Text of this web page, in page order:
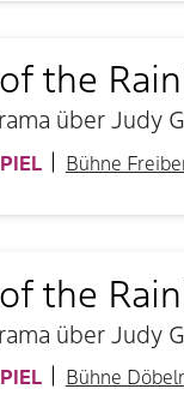
the
über Judy
Bühne
the
über Judy
Bühne